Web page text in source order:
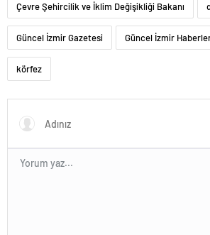
Çevre Şehircilik ve İklim Değişikliği Bakanı
Güncel İzmir Gazetesi Güncel İzmir
körfez